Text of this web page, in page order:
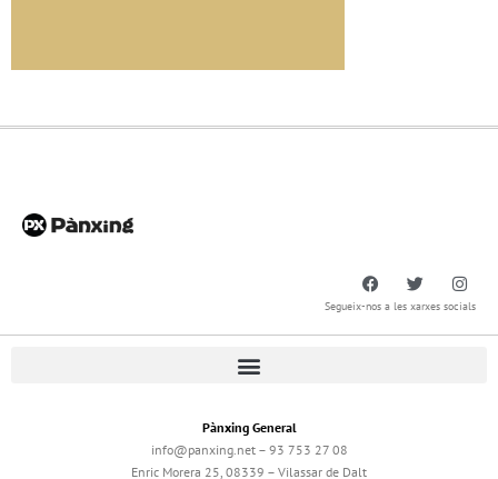
Segueix-nos a les xarxes socials
Pànxing General
info@panxing.net – 93 753 27 08
Enric Morera 25, 08339 – Vilassar de Dalt